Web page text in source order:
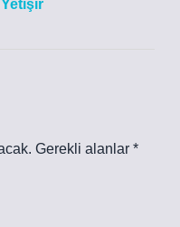
Gerekli alanlar *